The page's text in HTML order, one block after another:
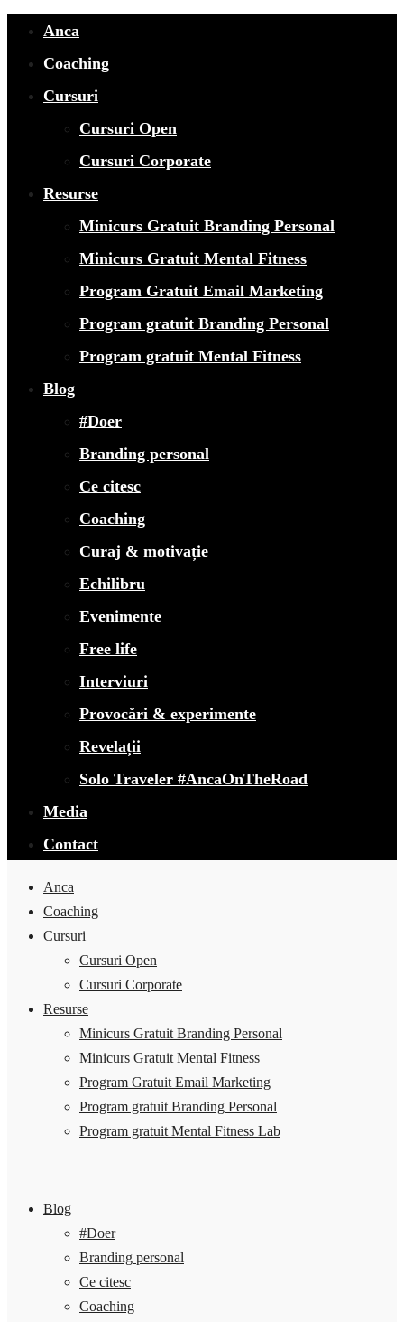
Anca
Coaching
Cursuri
Cursuri Open
Cursuri Corporate
Resurse
Minicurs Gratuit Branding Personal
Minicurs Gratuit Mental Fitness
Program Gratuit Email Marketing
Program gratuit Branding Personal
Program gratuit Mental Fitness
Blog
#Doer
Branding personal
Ce citesc
Coaching
Curaj & motivație
Echilibru
Evenimente
Free life
Interviuri
Provocări & experimente
Revelații
Solo Traveler #AncaOnTheRoad
Media
Contact
Anca
Coaching
Cursuri
Cursuri Open
Cursuri Corporate
Resurse
Minicurs Gratuit Branding Personal
Minicurs Gratuit Mental Fitness
Program Gratuit Email Marketing
Program gratuit Branding Personal
Program gratuit Mental Fitness Lab
Blog
#Doer
Branding personal
Ce citesc
Coaching